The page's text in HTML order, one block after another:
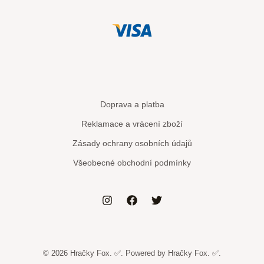
Doprava a platba
Reklamace a vrácení zboží
Zásady ochrany osobních údajů
Všeobecné obchodní podmínky
© 2026 Hračky Fox. ✅. Powered by Hračky Fox. ✅.